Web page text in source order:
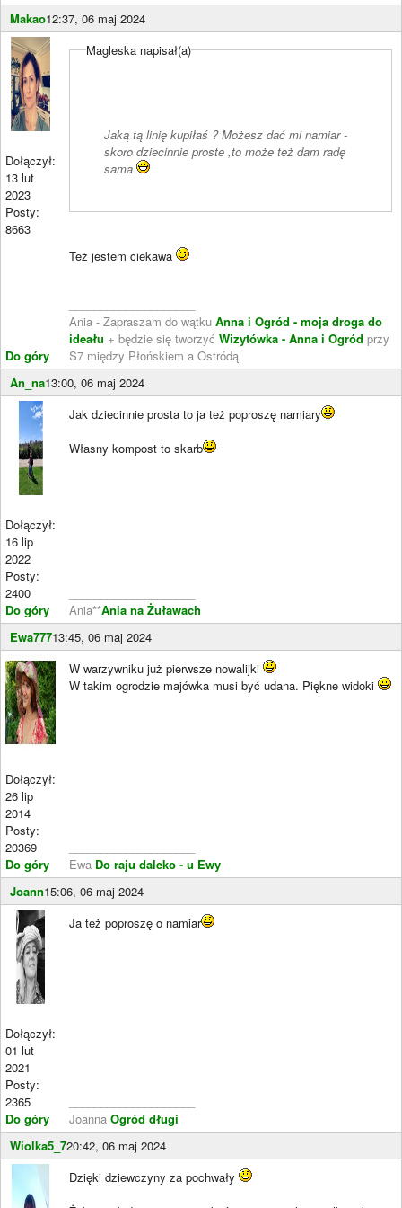
Makao12:37, 06 maj 2024
Dołączył:
13 lut
2023
Posty:
8663
Do góry
Magleska napisał(a)
Jaką tą linię kupiłaś ? Możesz dać mi namiar -
skoro dziecinnie proste ,to może też dam radę
sama
Też jestem ciekawa
Ania - Zapraszam do wątku Anna i Ogród - moja droga do
ideału + będzie się tworzyć Wizytówka - Anna i Ogród przy
S7 między Płońskiem a Ostródą
An_na13:00, 06 maj 2024
Dołączył:
16 lip
2022
Posty:
2400
Do góry
Jak dziecinnie prosta to ja też poproszę namiary
Własny kompost to skarb
Ania**Ania na Żuławach
Ewa77713:45, 06 maj 2024
Dołączył:
26 lip
2014
Posty:
20369
Do góry
W warzywniku już pierwsze nowalijki
W takim ogrodzie majówka musi być udana. Piękne widoki
Ewa-Do raju daleko - u Ewy
Joann15:06, 06 maj 2024
Dołączył:
01 lut
2021
Posty:
2365
Do góry
Ja też poproszę o namiar
Joanna Ogród długi
Wiolka5_720:42, 06 maj 2024
Dzięki dziewczyny za pochwały